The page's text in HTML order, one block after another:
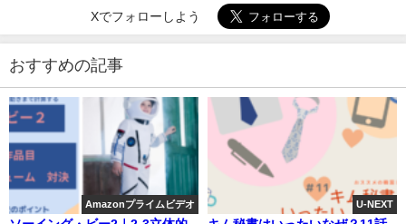
Xでフォローしよう
おすすめの記事
Amazonプライムビデオ U-NEXT